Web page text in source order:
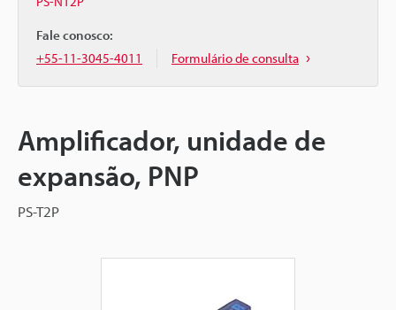
Fale conosco:
+55-11-3045-4011
Formulário de consulta
Amplificador, unidade de
expansão, PNP
PS-T2P